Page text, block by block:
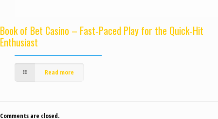
Book of Bet Casino – Fast‑Paced Play for the Quick‑Hit
Enthusiast
Read more
Comments are closed.